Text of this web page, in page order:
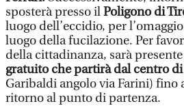
sposterà presso ilPoligono di
luogo dell’eccidio, per
luogo della fucilazione. Per
della cittadinanza, sarà presente
gratuito che partirà dal centro
Garibaldi angolo via Farini) fino
ritorno al punto di partenza.